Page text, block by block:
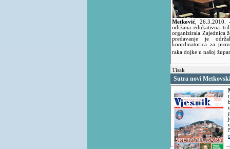
Metković ,26.3.2010.
održana edukativna
organizirala Zajednica
predavanje je
koordinatorica za
raka dojke u našoj
Tisak
Sutra novi